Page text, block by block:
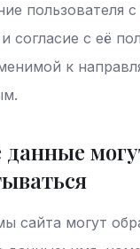
пользователя
согласие с её
к
данные
сайта могут